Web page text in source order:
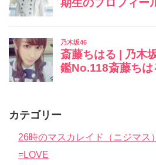
カテゴリー
26時のマスカレイド（ニジマス）
=LOVE